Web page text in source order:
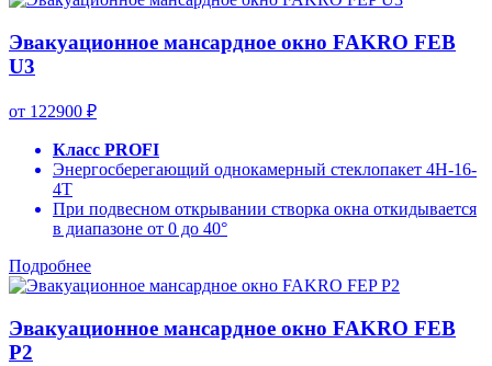
Эвакуационное мансардное окно FAKRO FEB
U3
от 122900 ₽
Класс PROFI
Энергосберегающий однокамерный стеклопакет 4H-16-
4T
При подвесном открывании створка окна откидывается
в диапазоне от 0 до 40°
Подробнее
Эвакуационное мансардное окно FAKRO FEB
Р2